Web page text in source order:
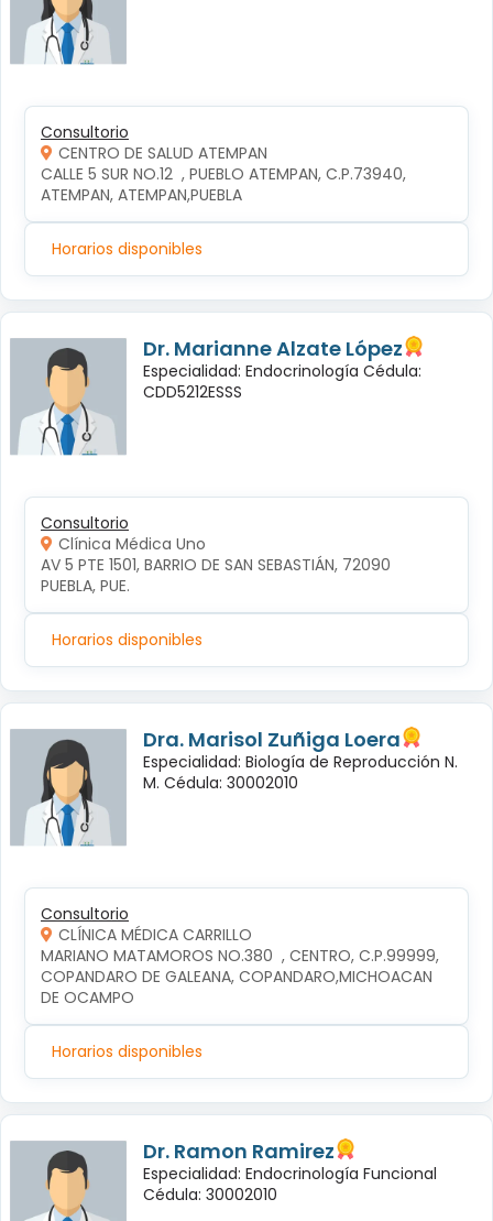
Consultorio
CENTRO DE SALUD ATEMPAN
CALLE 5 SUR NO.12  , PUEBLO ATEMPAN, C.P.73940,
ATEMPAN, ATEMPAN,PUEBLA
Horarios disponibles
Dr. Marianne Alzate López
Especialidad: Endocrinología Cédula:
CDD5212ESSS
Consultorio
Clínica Médica Uno
AV 5 PTE 1501, BARRIO DE SAN SEBASTIÁN, 72090
PUEBLA, PUE.
Horarios disponibles
Dra. Marisol Zuñiga Loera
Especialidad: Biología de Reproducción N.
M. Cédula: 30002010
Consultorio
CLÍNICA MÉDICA CARRILLO
MARIANO MATAMOROS NO.380  , CENTRO, C.P.99999,
COPANDARO DE GALEANA, COPANDARO,MICHOACAN
DE OCAMPO
Horarios disponibles
Dr. Ramon Ramirez
Especialidad: Endocrinología Funcional
Cédula: 30002010